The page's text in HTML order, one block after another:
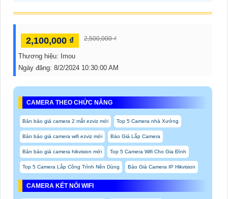
2,100,000 ₫ 2,500,000 ₫
Thương hiệu: Imou
Ngày đăng: 8/2/2024 10:30:00 AM
CAMERA THEO CHỨC NĂNG
Bản báo giá camera 2 mắt ezviz mới Top 5 Camera nhà Xưởng
Bản báo giá camera wifi ezviz mới Báo Giá Lắp Camera
Bản báo giá camera hikvision mới Top 5 Camera Wifi Cho Gia Đình
Top 5 Camera Lắp Công Trình Nên Dùng Báo Giá Camera IP Hikvision
CAMERA KẾT NỐI WIFI